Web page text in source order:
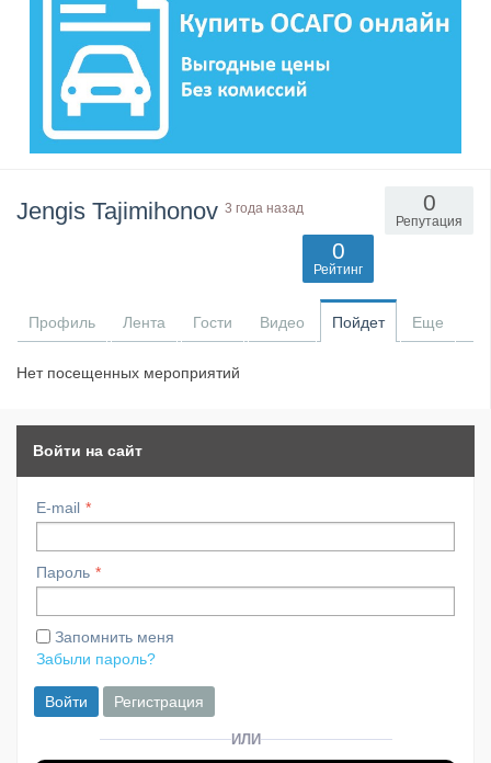
Jengis Tajimihonov 3 года назад 0
Репутация
0
Рейтинг
Профиль Лента Гости Видео Пойдет Еще
Нет посещенных мероприятий
Войти на сайт
E-mail
Пароль
Запомнить меня
Забыли пароль?
Войти Регистрация
ИЛИ